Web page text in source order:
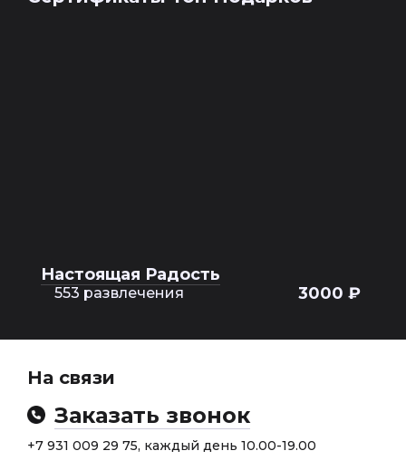
Настоящая Радость
553 развлечения 3000 ₽
На связи
Заказать звонок
+7 931 009 29 75, каждый день 10.00-19.00